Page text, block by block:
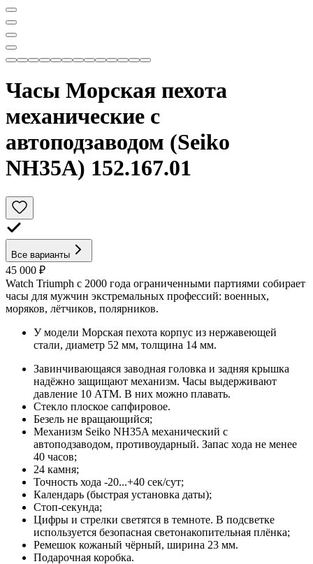
Часы Морская пехота
механические с
автоподзаводом (Seiko
NH35A) 152.167.01
Все варианты
45 000 ₽
Watch Triumph с 2000 года ограниченными партиями собирает
часы для мужчин экстремальных профессий: военных,
моряков, лётчиков, полярников.
У модели Морская пехота корпус из нержавеющей
стали, диаметр 52 мм, толщина 14 мм.
Завинчивающаяся заводная головка и задняя крышка
надёжно защищают механизм. Часы выдерживают
давление 10 АТМ. В них можно плавать.
Стекло плоское сапфировое.
Безель не вращающийся;
Механизм Seiko NH35A механический с
автоподзаводом, противоударный. Запас хода не менее
40 часов;
24 камня;
Точность хода -20...+40 сек/сут;
Календарь (быстрая установка даты);
Стоп-секунда;
Цифры и стрелки светятся в темноте. В подсветке
используется безопасная светонакопительная плёнка;
Ремешок кожаный чёрный, ширина 23 мм.
Подарочная коробка.